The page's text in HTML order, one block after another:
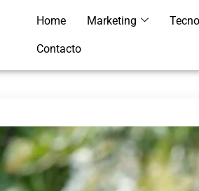
Home Marketing
Contacto